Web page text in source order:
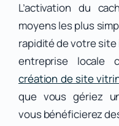
L’activation du
moyens les plus
rapidité de votre
entreprise locale
création de site
que vous gériez
vous bénéficierez